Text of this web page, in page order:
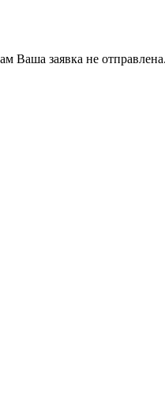
заявка не